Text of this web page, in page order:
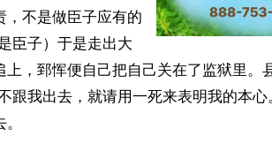
，不是做臣子应有的
臣子）于是走出大
，郅恽便自己把自己关在了监狱里。
跟我出去，就请用一死来表明我的本心